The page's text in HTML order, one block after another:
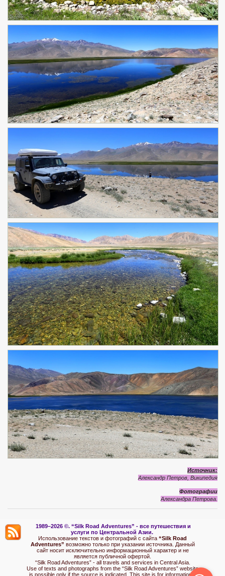
Источник:
Александр Петров, Википедия
Фотографии
Александра Петрова.
1989–2026 ©. “Silk Road Adventures” - все путешествия и
услуги по Центральной Азии.
Использование текстов и фотографий с сайта “Silk Road
Adventures” возможно только при указании источника. Данный
сайт носит исключительно информационный характер и не
является публичной офертой.
“Silk Road Adventures” - all travels and services in Central Asia.
Use of texts and photographs from the “Silk Road Adventures” website
is possible only if the source is indicated. This site is for informational